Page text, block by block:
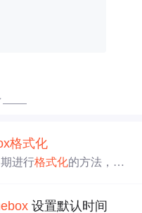
——
格式化
进行格式化的方法，并
box 设置默认时间